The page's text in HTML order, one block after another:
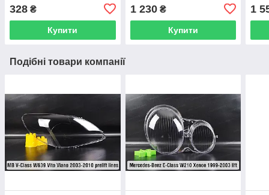
328 ₴
Купити
1 230₴
Купити
1
Подібні товари компанії